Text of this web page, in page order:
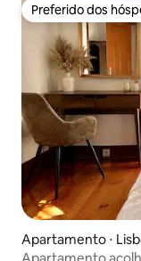
Preferido dos
Preferido dos
Apartamento ⋅